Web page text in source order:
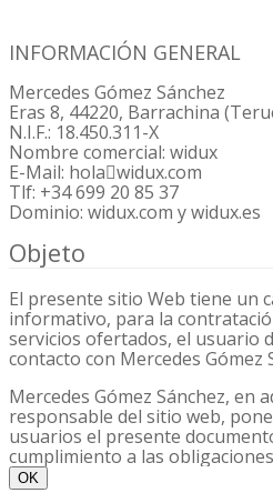
trate la información
En función de su finalidad:
Cookies técnicas y/o de
aquéllas que sirven para
localizar incidencias,
Cookies de análisis y/o de
que sirven para analizar
navegación y ofrecer
personalizada.
Las cookies se utilizan para
personalizados, para analizar
sistema, reconocerle cuando
localizar incidencias y
solventarlos en el menor plazo
y medir el uso y actividad de la
¿Se necesita mi
implantar una cookie?
INFORMACIÓN GENERAL
Mercedes Gómez Sánchez
Eras 8, 44220, Barrachina
N.I.F.: 18.450.311-X
Nombre comercial: widux
E-Mail: hola widux.com
Tlf: +34 699 20 85 37
Dominio: widux.com y widux.es
Objeto
El presente sitio Web tiene un
informativo, para la
servicios ofertados, el usuario
contacto con Mercedes Gómez
Mercedes Gómez Sánchez, en
responsable del sitio web,
usuarios el presente
cumplimiento a las
34/2002, de Servicios de la
del Comercio Electrónico (LSSI-
OK